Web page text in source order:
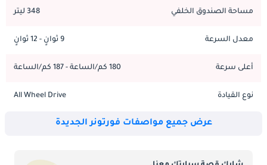
مساحة الصندوق الخلفي 348 ليتر
معدل السرعة 9 ثوانٍ - 12 ثوانٍ
أعلى سرعة 180 كم/الساعة - 187 كم/الساعة
نوع القيادة All Wheel Drive
عرض جميع مواصفات فورتونر الجديدة